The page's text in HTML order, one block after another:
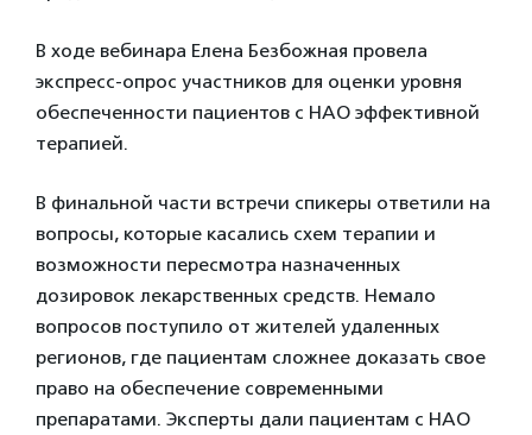
В ходе вебинара Елена Безбожная провела
экспресс-опрос участников для оценки уровня
обеспеченности пациентов с НАО эффективной
терапией.
В финальной части встречи спикеры ответили на
вопросы, которые касались схем терапии и
возможности пересмотра назначенных
дозировок лекарственных средств. Немало
вопросов поступило от жителей удаленных
регионов, где пациентам сложнее доказать свое
право на обеспечение современными
препаратами. Эксперты дали пациентам с НАО